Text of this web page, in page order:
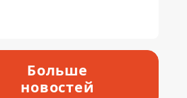
Больше
новостей